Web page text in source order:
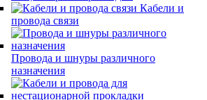
Кабели и
провода связи
Провода и шнуры различного
назначения